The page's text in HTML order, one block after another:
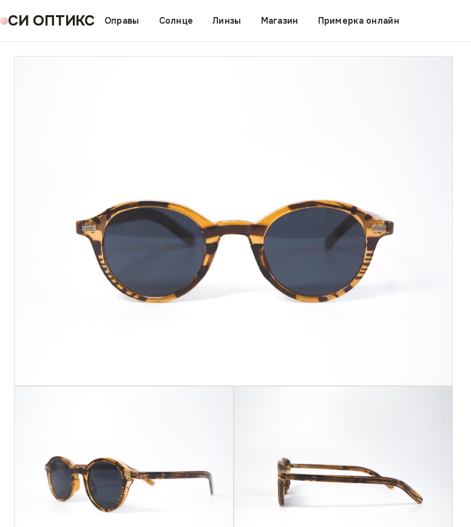
СИ ОПТИКС Оправы Солнце Линзы Магазин Примерка онлайн